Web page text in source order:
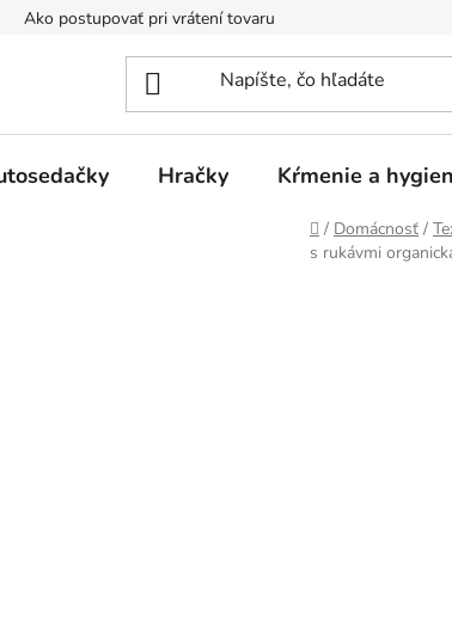
Ako postupovať pri vrátení tovaru
Hračky Kŕmenie a
Domov
/ Domácnosť /
s rukávmi